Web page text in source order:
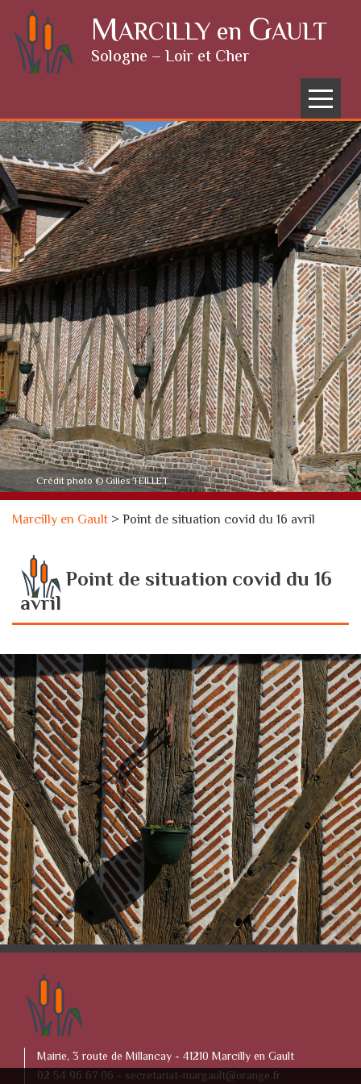
Skip to content MARCILLY en GAULT
Sologne – Loir et Cher
Menu
Crédit photo © Gilles TEILLET
Marcilly en Gault >Point de situation covid du 16 avril
Point de situation covid du 16
avril
Mairie, 3 route de Millancay - 41210 Marcilly en Gault
02 54 96 67 06 - secretariat-margault@orange.fr